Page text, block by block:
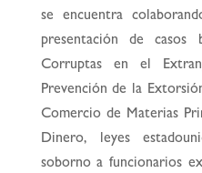
se encuentra
presentación de
Corruptas en el
Prevención de la
Comercio de Materias
Dinero, leyes
soborno a funcionarios